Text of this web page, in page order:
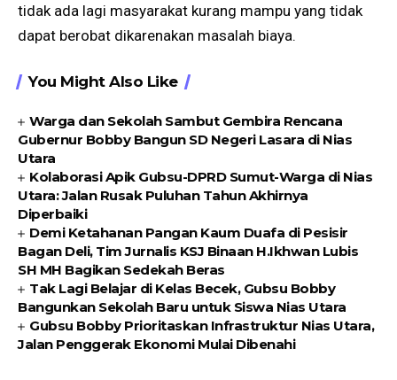
tidak ada lagi masyarakat kurang mampu yang tidak
dapat berobat dikarenakan masalah biaya.
You Might Also Like
Warga dan Sekolah Sambut Gembira Rencana
Gubernur Bobby Bangun SD Negeri Lasara di Nias
Utara
Kolaborasi Apik Gubsu-DPRD Sumut-Warga di Nias
Utara: Jalan Rusak Puluhan Tahun Akhirnya
Diperbaiki
Demi Ketahanan Pangan Kaum Duafa di Pesisir
Bagan Deli, Tim Jurnalis KSJ Binaan H.Ikhwan Lubis
SH MH Bagikan Sedekah Beras
Tak Lagi Belajar di Kelas Becek, Gubsu Bobby
Bangunkan Sekolah Baru untuk Siswa Nias Utara
Gubsu Bobby Prioritaskan Infrastruktur Nias Utara,
Jalan Penggerak Ekonomi Mulai Dibenahi